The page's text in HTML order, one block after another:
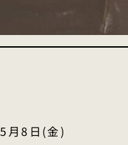
月8日(金)